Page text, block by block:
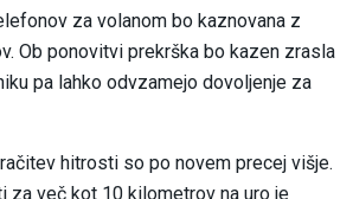
za volanom bo kaznovana z
Ob ponovitvi prekrška bo kazen zrasla
pa lahko odvzamejo dovoljenje za
hitrosti so po novem precej višje.
za več kot 10 kilometrov na uro je